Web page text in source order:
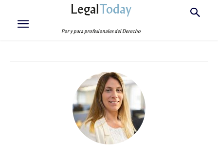
LegalToday
Por y para profesionales del Derecho